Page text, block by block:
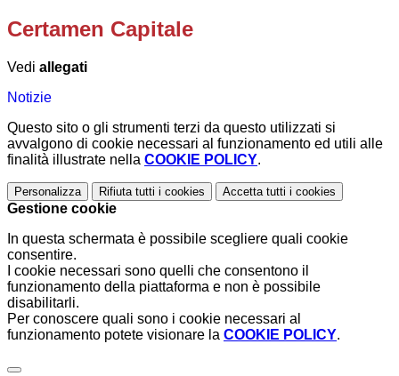
Certamen Capitale
Vedi allegati
Notizie
Questo sito o gli strumenti terzi da questo utilizzati si
avvalgono di cookie necessari al funzionamento ed utili alle
finalità illustrate nella COOKIE POLICY.
Personalizza Rifiuta tutti i cookies Accetta tutti i cookies
Gestione cookie
In questa schermata è possibile scegliere quali cookie
consentire.
I cookie necessari sono quelli che consentono il
funzionamento della piattaforma e non è possibile
disabilitarli.
Per conoscere quali sono i cookie necessari al
funzionamento potete visionare la COOKIE POLICY.